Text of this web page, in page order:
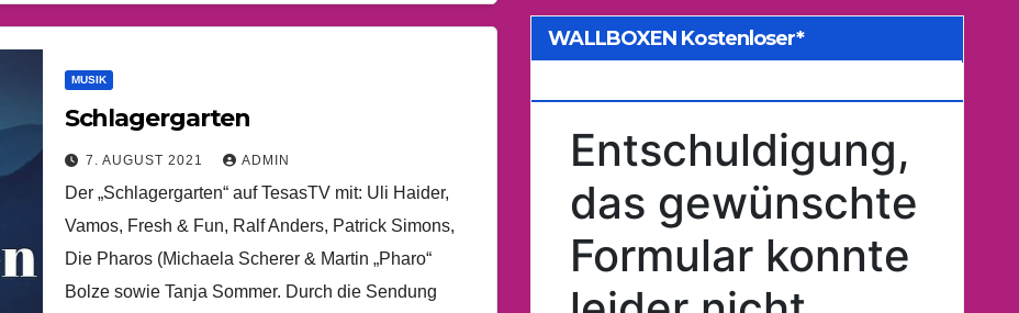
MUSIK
Schlagergarten
7. AUGUST 2021 ADMIN
Der „Schlagergarten“ auf TesasTV mit: Uli Haider,
Vamos, Fresh & Fun, Ralf Anders, Patrick Simons,
Die Pharos (Michaela Scherer & Martin „Pharo“
Bolze sowie Tanja Sommer. Durch die Sendung
WALLBOXEN Kostenloser*